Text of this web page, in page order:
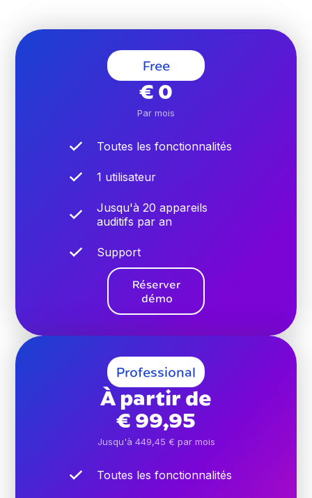
Free
€ 0
Par mois
Toutes les fonctionnalités
1 utilisateur
Jusqu'à 20 appareils
auditifs par an
Support
Réserver
démo
Professional
À partir de
€ 99,95
Jusqu'à 449,45 € par mois
Toutes les fonctionnalités